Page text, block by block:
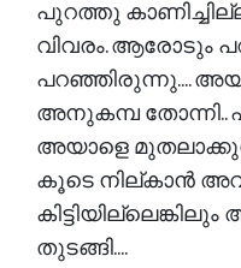
പുറത്തു
വിവരം. ആരോടും
പറഞ്ഞിരുന്നു....
അനുകമ്പ തോന്നി..
അയാളെ
കൂടെ നില്കാൻ
തുടങ്ങി....